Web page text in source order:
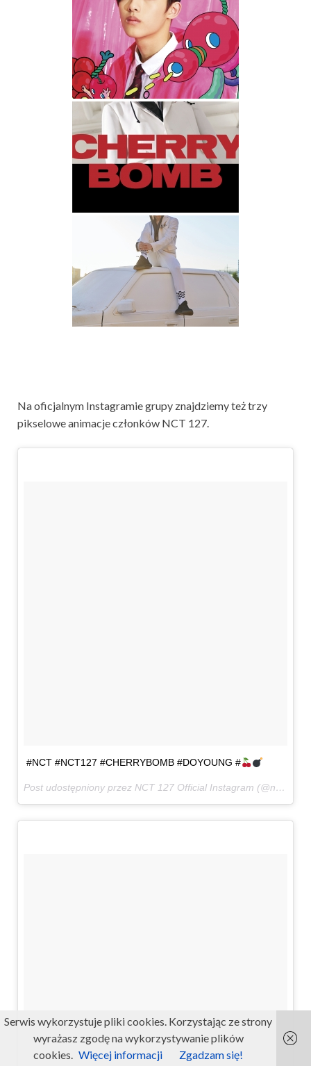
Na oficjalnym Instagramie grupy znajdziemy też trzy
pikselowe animacje członków NCT 127.
#NCT #NCT127 #CHERRYBOMB #DOYOUNG #
Post udostępniony przez NCT 127 Official Instagram (@nct127)
Serwis wykorzystuje pliki cookies. Korzystając ze strony
wyrażasz zgodę na wykorzystywanie plików
cookies. Więcej informacji Zgadzam się!